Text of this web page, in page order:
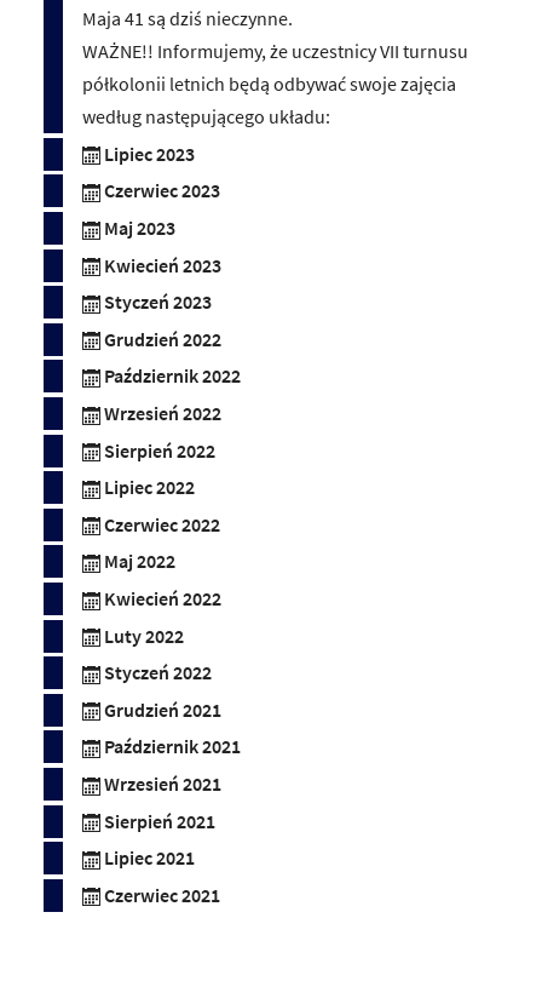
Maja 41 są dziś nieczynne.
WAŻNE!! Informujemy, że uczestnicy VII turnusu
półkolonii letnich będą odbywać swoje zajęcia
według następującego układu:
Lipiec 2023
Czerwiec 2023
Maj 2023
Kwiecień 2023
Styczeń 2023
Grudzień 2022
Październik 2022
Wrzesień 2022
Sierpień 2022
Lipiec 2022
Czerwiec 2022
Maj 2022
Kwiecień 2022
Luty 2022
Styczeń 2022
Grudzień 2021
Październik 2021
Wrzesień 2021
Sierpień 2021
Lipiec 2021
Czerwiec 2021